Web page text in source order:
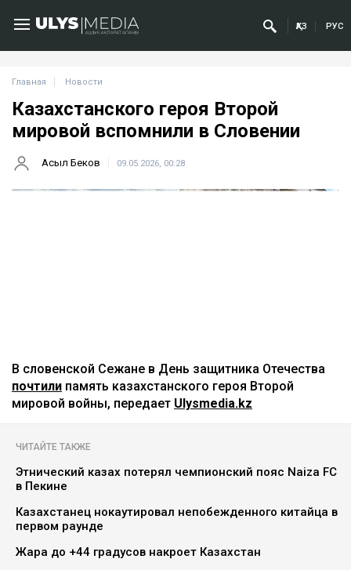
ҚАЗ РУС
Главная Новости
Казахстанского героя Второй
мировой вспомнили в Словении
Асыл Беков 09.05.2026, 00:28
В словенской Сежане в День защитника Отечества
почтили память казахстанского героя Второй
мировой войны, передает Ulysmedia.kz
ЧИТАЙТЕ ТАКЖЕ
Этнический казах потерял чемпионский пояс Naiza FC
в Пекине
Казахстанец нокаутировал непобежденного китайца в
первом раунде
Жара до +44 градусов накроет Казахстан